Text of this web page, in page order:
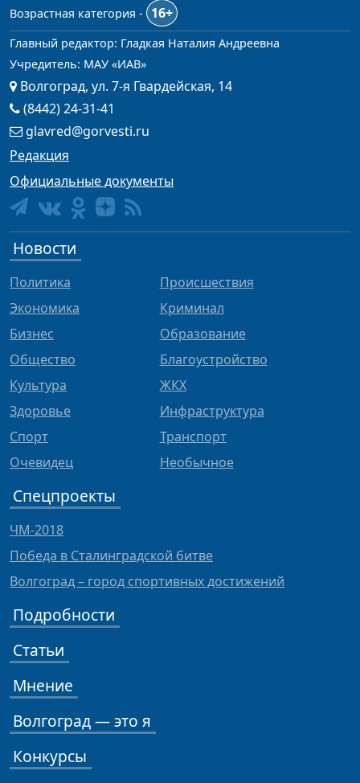
Возрастная категория -
16+
Главный редактор: Гладкая Наталия Андреевна
Учредитель: МАУ «ИАВ»
Волгоград, ул. 7-я Гвардейская, 14
(8442) 24-31-41
glavred@gorvesti.ru
Редакция
Официальные документы
Новости
Политика
Экономика
Бизнес
Общество
Культура
Здоровье
Спорт
Очевидец
Происшествия
Криминал
Образование
Благоустройство
ЖКХ
Инфраструктура
Транспорт
Необычное
Спецпроекты
ЧМ-2018
Победа в Сталинградской битве
Волгоград – город спортивных достижений
Подробности
Статьи
Мнение
Волгоград — это я
Конкурсы